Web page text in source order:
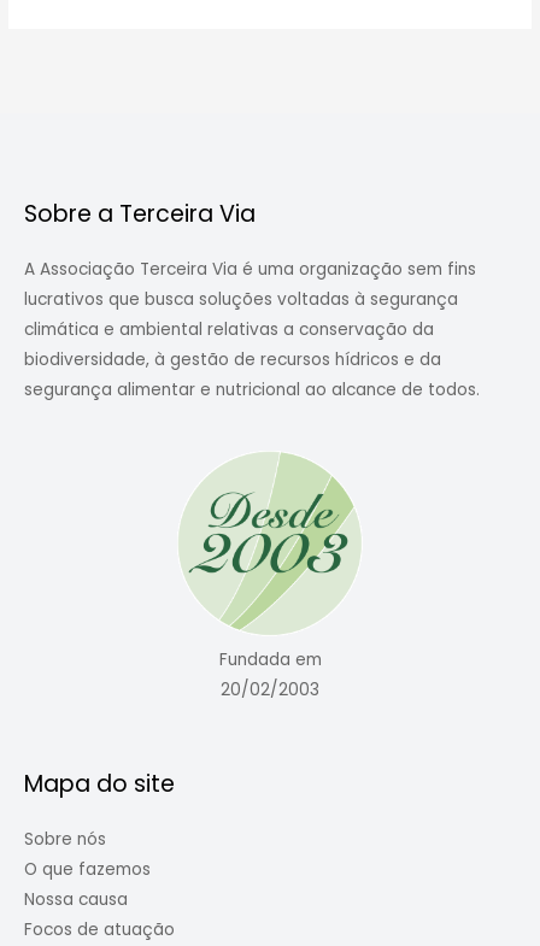
Sobre a Terceira Via
A Associação Terceira Via é uma organização sem fins
lucrativos que busca soluções voltadas à segurança
climática e ambiental relativas a conservação da
biodiversidade, à gestão de recursos hídricos e da
segurança alimentar e nutricional ao alcance de todos.
Fundada em
20/02/2003
Mapa do site
Sobre nós
O que fazemos
Nossa causa
Focos de atuação